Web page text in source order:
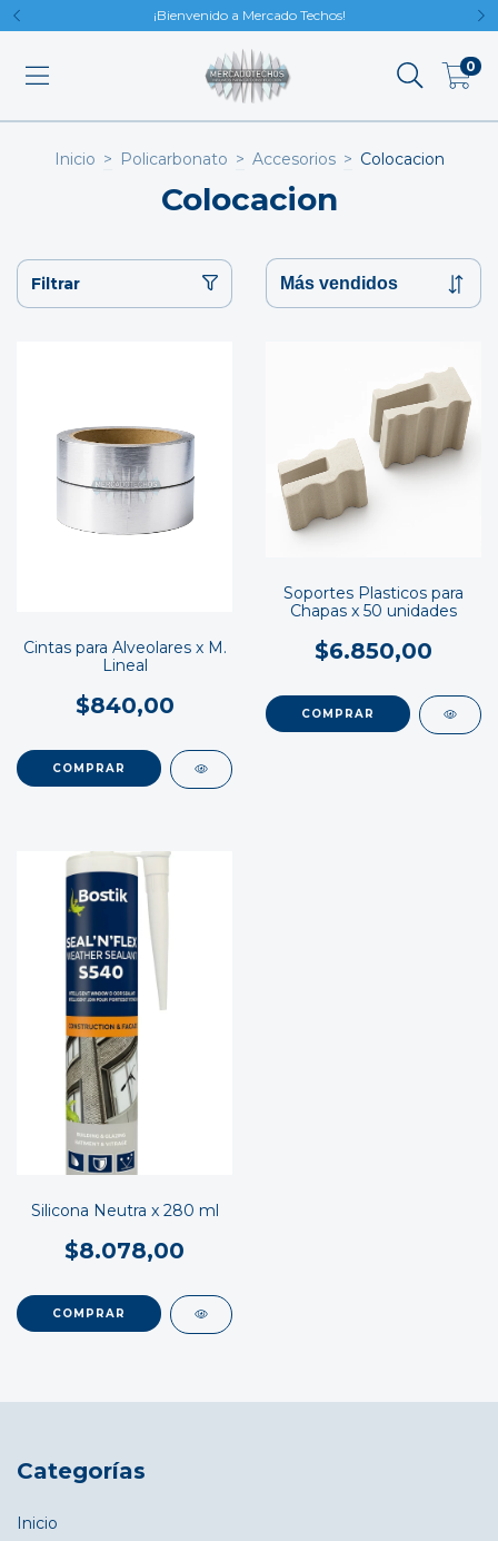
¡Bienvenido a Mercado Techos!
0
Inicio > Policarbonato > Accesorios > Colocacion
Colocacion
Filtrar
Cintas para Alveolares x M.
Lineal
$840,00
COMPRAR
Soportes Plasticos para
Chapas x 50 unidades
$6.850,00
COMPRAR
Silicona Neutra x 280 ml
$8.078,00
COMPRAR
Categorías
Inicio